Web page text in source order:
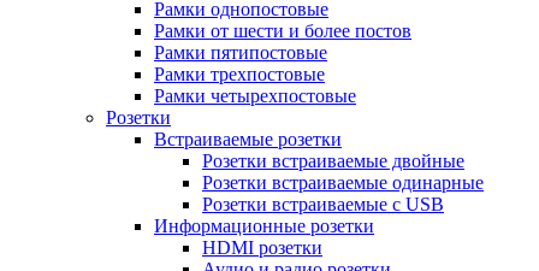
Рамки однопостовые
Рамки от шести и более постов
Рамки пятипостовые
Рамки трехпостовые
Рамки четырехпостовые
Розетки
Встраиваемые розетки
Розетки встраиваемые двойные
Розетки встраиваемые одинарные
Розетки встраиваемые с USB
Информационные розетки
HDMI розетки